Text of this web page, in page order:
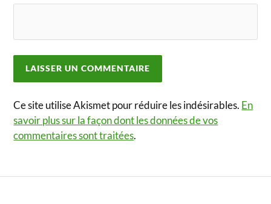
Ce site utilise Akismet pour réduire les indésirables. En
savoir plus sur la façon dont les données de vos
commentaires sont traitées.